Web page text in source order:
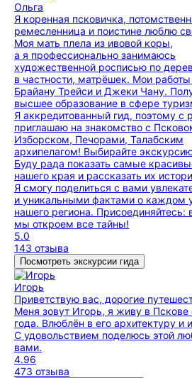
Ольга
Я коренная псковичка,
ремесленница и поистине люблю
Моя мать плела из ивовой коры,
а я профессионально занимаюсь
художественной росписью по
в частности, матрёшек. Мои
Брайану Трейси и Джеки Чану.
высшее образование в сфере
Я аккредитованный гид, поэтому с
приглашаю на знакомство с
Изборском, Печорами, Талабским
архипелагом! Выбирайте
Буду рада показать самые
нашего края и рассказать их
Я смогу поделиться с вами
и уникальными фактами о каждом
нашего региона. Присоединяйтесь:
мы откроем все тайны!
5.0
143 отзыва
Посмотреть экскурсии гида
Игорь
Приветствую вас, дорогие
Меня зовут Игорь, я живу в Пскове
года. Влюблён в его архитектуру и
С удовольствием поделюсь этой
вами.
4.96
473 отзыва